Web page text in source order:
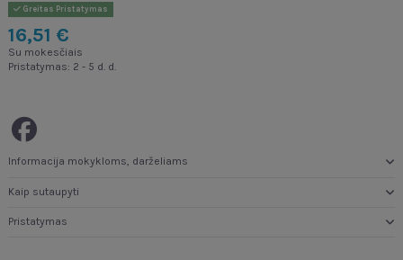
Greitas Pristatymas
16,51 €
Su mokesčiais
Pristatymas: 2 - 5 d. d.
Informacija mokykloms, darželiams
Kaip sutaupyti
Pristatymas